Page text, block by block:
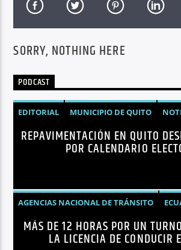
Radio hola
SORRY, NOTHING HERE
PODCAST
EDITORIAL MUNICIPIO DE QUITO
QUITO
REPAVIMENTACIÓN
REPAVIMENTACIÓN EN QUITO
POR CALENDARIO
AGENCIAS NACIONAL DE TRÁNSITO
LICENCIAS
NOTICIAS
MÁS DE 12 HORAS POR UN
LA LICENCIA DE CONDUCIR